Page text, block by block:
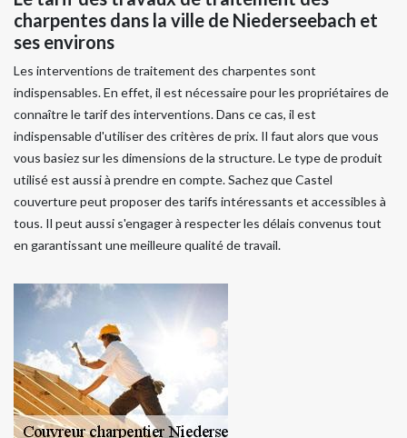
charpentes dans la ville de Niederseebach et
ses environs
Les interventions de traitement des charpentes sont
indispensables. En effet, il est nécessaire pour les propriétaires de
connaître le tarif des interventions. Dans ce cas, il est
indispensable d'utiliser des critères de prix. Il faut alors que vous
vous basiez sur les dimensions de la structure. Le type de produit
utilisé est aussi à prendre en compte. Sachez que Castel
couverture peut proposer des tarifs intéressants et accessibles à
tous. Il peut aussi s'engager à respecter les délais convenus tout
en garantissant une meilleure qualité de travail.